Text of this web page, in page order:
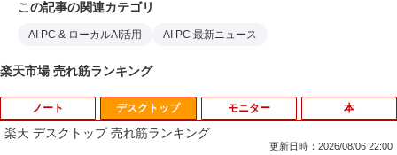
この記事の関連カテゴリ
AI PC & ローカルAI活用 AI PC 最新ニュース
楽天市場 売れ筋ランキング
ノート デスクトップ
楽天 デスクトップ 売れ筋ランキング
更新日時：2026/08/06 22:00
モニター 本